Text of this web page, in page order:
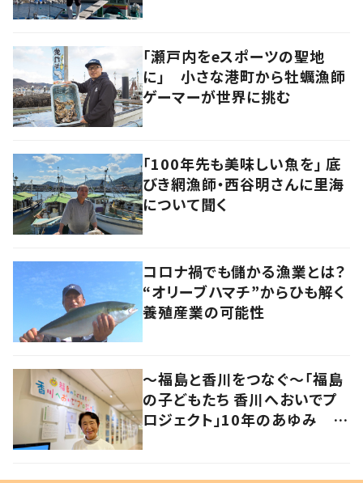
「瀬戸内をeスポーツの聖地
に」 小さな港町から牡蠣漁師
ゲーマーが世界に挑む
「100年先も美味しい魚を」 底
びき網漁師・西谷明さんに里海
について聞く
コロナ禍でも儲かる漁業とは？
“オリーブハマチ”からひも解く
養殖産業の可能性
～福島と香川をつなぐ～「福島
の子どもたち 香川へおいでプ
ロジェクト」10年のあゆみ #